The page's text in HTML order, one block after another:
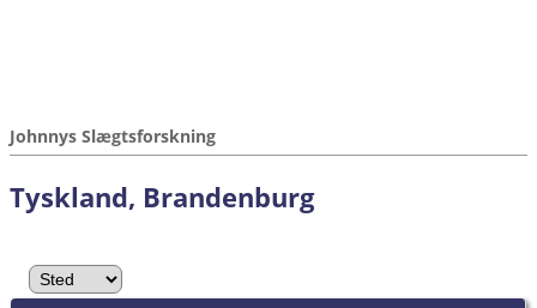
Johnnys Slægtsforskning
Tyskland, Brandenburg